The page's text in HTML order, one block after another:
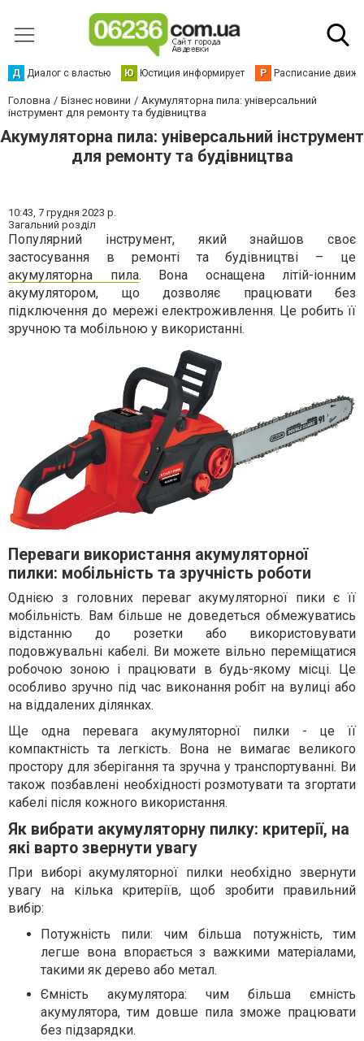
Д Диалог с властью Ю Юстиция информирует Р Расписание
Головна Бізнес новини
Акумуляторна пила: універсальний
інструмент для ремонту та будівництва
Акумуляторна пила: універсальний інструмент
для ремонту та будівництва
10:43, 7 грудня 2023 р.
Загальний розділ
Популярний інструмент, який знайшов своє
застосування в ремонті та будівництві – це
акумуляторна пила. Вона оснащена літій-іонним
акумулятором, що дозволяє працювати без
підключення до мережі електроживлення. Це робить її
зручною та мобільною у використанні.
Переваги використання акумуляторної
пилки: мобільність та зручність роботи
Однією з головних переваг акумуляторної пики є її
мобільність. Вам більше не доведеться обмежуватись
відстанню до розетки або використовувати
подовжувальні кабелі. Ви можете вільно переміщатися
робочою зоною і працювати в будь-якому місці. Це
особливо зручно під час виконання робіт на вулиці або
на віддалених ділянках.
Ще одна перевага акумуляторної пилки - це її
компактність та легкість. Вона не вимагає великого
простору для зберігання та зручна у транспортуванні. Ви
також позбавлені необхідності розмотувати та згортати
кабелі після кожного використання.
Як вибрати акумуляторну пилку: критерії, на
які варто звернути увагу
При виборі акумуляторної пилки необхідно звернути
увагу на кілька критеріїв, щоб зробити правильний
вибір:
Потужність пили: чим більша потужність, тим
легше вона впорається з важкими матеріалами,
такими як дерево або метал.
Ємність акумулятора: чим більша ємність
акумулятора, тим довше пила зможе працювати
без підзарядки.